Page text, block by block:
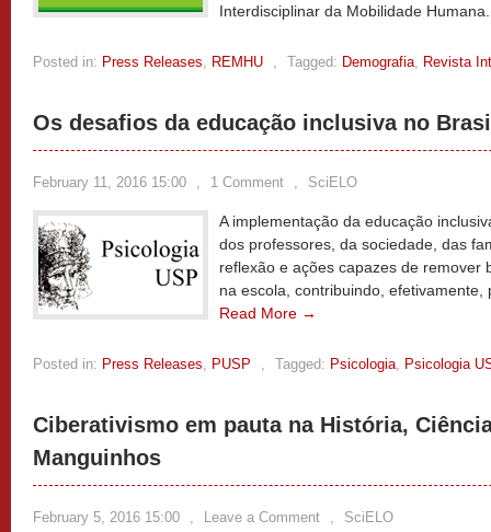
Interdisciplinar da Mobilidade
Posted in: Press Releases, REMHU , Tagged: Demografia, Revista
Os desafios da educação inclusiva no
February 11, 2016 15:00 , 1 Comment , SciELO
A implementação da educação
dos professores, da sociedade, das
reflexão e ações capazes de remover
na escola, contribuindo,
Read More →
Posted in: Press Releases, PUSP , Tagged: Psicologia, Psicologia
Ciberativismo em pauta na História,
Manguinhos
February 5, 2016 15:00 , Leave a Comment , SciELO